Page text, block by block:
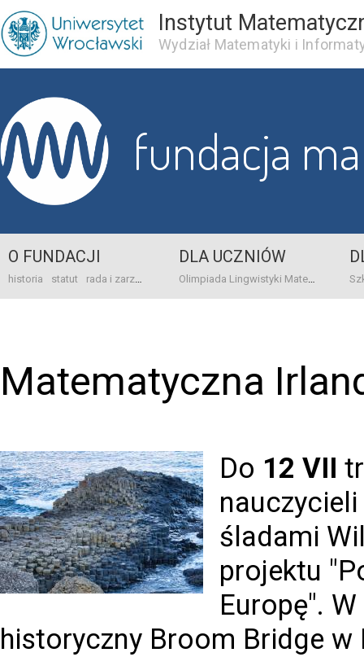
Instytut
Wydział Matematyki i
fundacja
O FUNDACJI
historia statut rada i zarząd dane bankowo-adresowe kontakt
DLA UCZNIÓW
Olimpiada Lingwistyki Matematycznej
Matematyczna
Do 12 VII
nauczycieli
śladami
projektu
Europę".
historyczny Broom Bridge w